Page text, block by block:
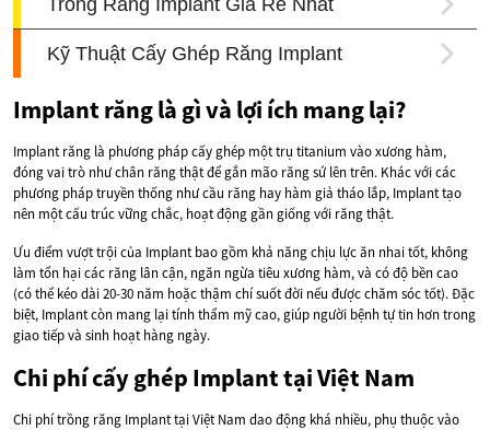
Implant răng là gì và lợi ích mang lại?
Implant răng là phương pháp cấy ghép một trụ titanium vào xương hàm,
đóng vai trò như chân răng thật để gắn mão răng sứ lên trên. Khác với các
phương pháp truyền thống như cầu răng hay hàm giả tháo lắp, Implant tạo
nên một cấu trúc vững chắc, hoạt động gần giống với răng thật.
Ưu điểm vượt trội của Implant bao gồm khả năng chịu lực ăn nhai tốt, không
làm tổn hại các răng lân cận, ngăn ngừa tiêu xương hàm, và có độ bền cao
(có thể kéo dài 20-30 năm hoặc thậm chí suốt đời nếu được chăm sóc tốt). Đặc
biệt, Implant còn mang lại tính thẩm mỹ cao, giúp người bệnh tự tin hơn trong
giao tiếp và sinh hoạt hàng ngày.
Chi phí cấy ghép Implant tại Việt Nam
Chi phí trồng răng Implant tại Việt Nam dao động khá nhiều, phụ thuộc vào